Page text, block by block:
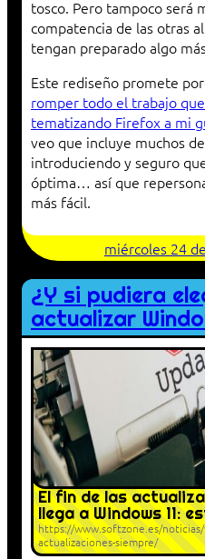
tosco. Pero tampoco será
compatencia de las otras
tengan preparado algo
Este rediseño promete
romper todo el trabajo
tematizando Firefox a mi
veo que incluye muchos
introduciendo y seguro
óptima… así que
más fácil.
miércoles 24
¿Y si pudiera
actualizar
El fin de las
llega a Windows 11:
https://www.softzone.es/
actualizaciones-siempre/